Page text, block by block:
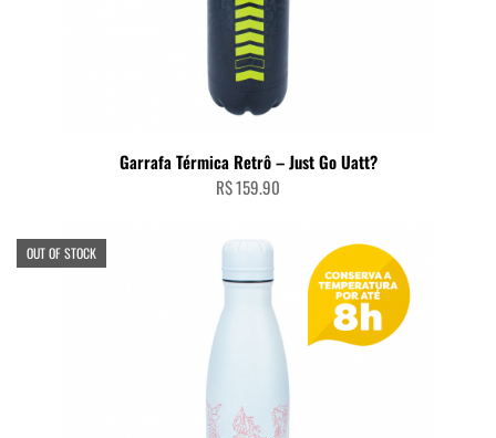
Garrafa Térmica Retrô – Just Go Uatt?
R$159.90
OUT OF STOCK